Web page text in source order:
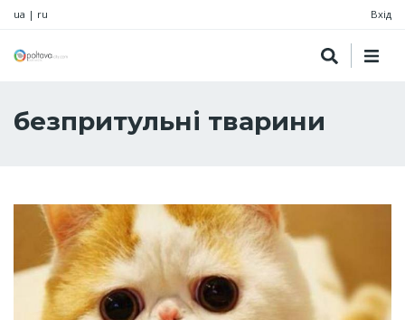
ua | ru Вхід
безпритульні тварини